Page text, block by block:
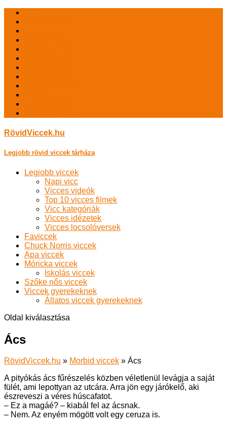
RövidViccek.hu
Legjobb rövid viccek tárháza
Legjobb viccek
Napi vicc
Vicces videók
Top 10 vicces filmek
Vicc kategóriák
Vicces idézetek
Vicces locsolóversek
Faviccek
Chuck Norris viccek
Apa viccek
Móricka viccek
Iskolás viccek
Szőke nős viccek
Viccek gyerekeknek
Állatos viccek gyerekeknek
Oldal kiválasztása
Ács
RövidViccek.hu » Morbid viccek » Ács
A pityókás ács fűrészelés közben véletlenül levágja a saját
fülét, ami lepottyan az utcára. Arra jön egy járókelő, aki
észreveszi a véres húscafatot.
– Ez a magáé? – kiabál fel az ácsnak.
– Nem. Az enyém mögött volt egy ceruza is.